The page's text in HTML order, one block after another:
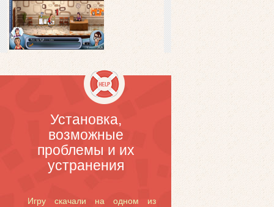
Установка,
возможные
проблемы и их
устранения
Игру скачали на одном из